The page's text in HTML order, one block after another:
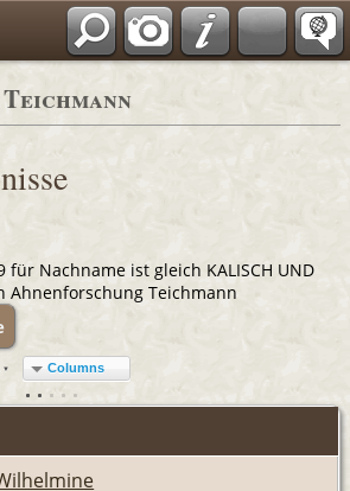
für Nachname ist gleich KALISCH UND
Ahnenforschung Teichmann
Columns